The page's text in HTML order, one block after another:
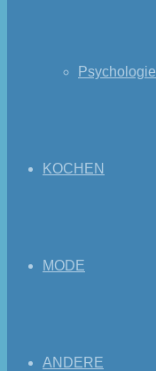
Psychologie
KOCHEN
MODE
ANDERE